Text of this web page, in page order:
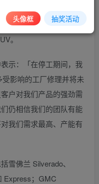
在墨西哥和加拿大的
芯片供应。停产将影响
。
示：「在停工期间，我
影响的工厂修理并将未
户对我们产品的强劲需
仍相信我们的团队有能
我们需求最高、产能有
佛兰 Silverado、
Express；GMC
头像框 抽奖活动